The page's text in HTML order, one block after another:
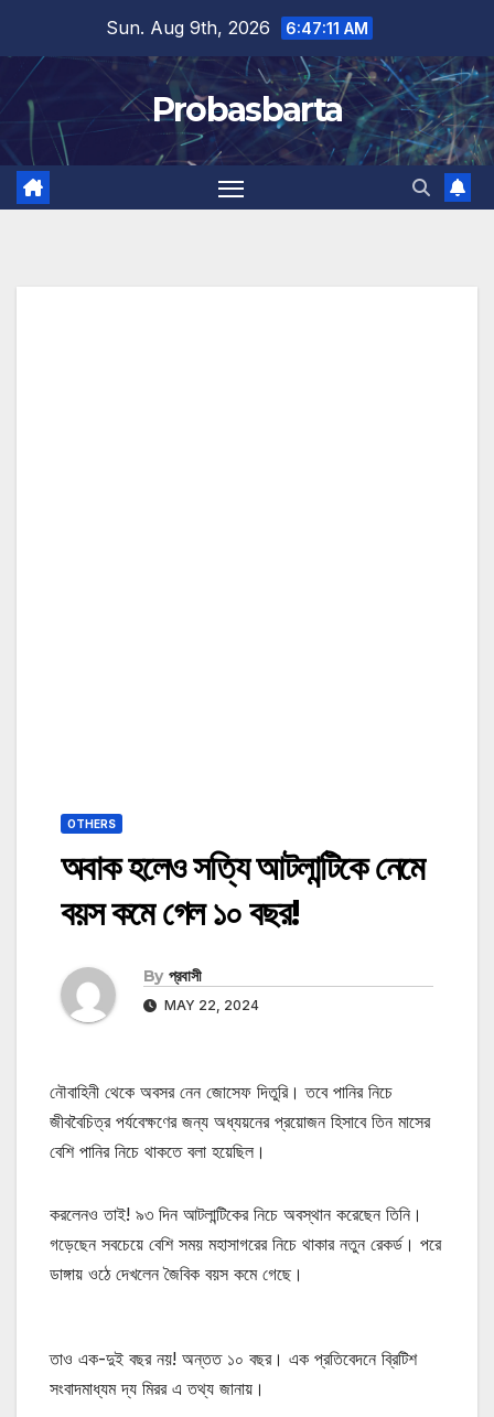
content
Sun. Aug 9th, 2026 6:47:12 AM
Probasbarta
OTHERS
অবাক হলেও সত্যি আটলান্টিকে নেমে
বয়স কমে গেল ১০ বছর!
By প্রবাসী
MAY 22, 2024
নৌবাহিনী থেকে অবসর নেন জোসেফ দিতুরি। তবে পানির নিচে
জীববৈচিত্র পর্যবেক্ষণের জন্য অধ্যয়নের প্রয়োজন হিসাবে তিন মাসের
বেশি পানির নিচে থাকতে বলা হয়েছিল।
করলেনও তাই! ৯৩ দিন আটলান্টিকের নিচে অবস্থান করেছেন তিনি।
গড়েছেন সবচেয়ে বেশি সময় মহাসাগরের নিচে থাকার নতুন রেকর্ড। পরে
ডাঙ্গায় ওঠে দেখলেন জৈবিক বয়স কমে গেছে।
তাও এক-দুই বছর নয়! অন্তত ১০ বছর। এক প্রতিবেদনে ব্রিটিশ
সংবাদমাধ্যম দ্য মিরর এ তথ্য জানায়।